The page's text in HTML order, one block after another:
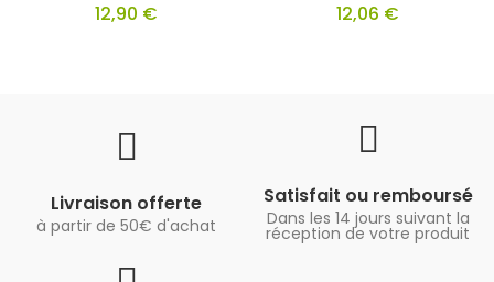
12,90 € 12,06 €
Livraison offerte
à partir de 50€ d'achat
Satisfait ou remboursé
Dans les 14 jours suivant la
réception de votre produit